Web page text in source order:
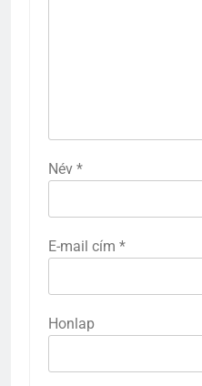
Név *
E-mail cím *
Honlap